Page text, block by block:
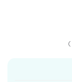
)